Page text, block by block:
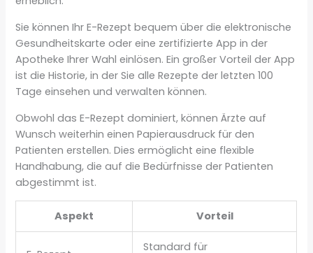
Sie können Ihr E-Rezept bequem über die elektronische
Gesundheitskarte oder eine zertifizierte App in der
Apotheke Ihrer Wahl einlösen. Ein großer Vorteil der App
ist die Historie, in der Sie alle Rezepte der letzten 100
Tage einsehen und verwalten können.
Obwohl das E-Rezept dominiert, können Ärzte auf
Wunsch weiterhin einen Papierausdruck für den
Patienten erstellen. Dies ermöglicht eine flexible
Handhabung, die auf die Bedürfnisse der Patienten
abgestimmt ist.
Aspekt Vorteil
Standard für